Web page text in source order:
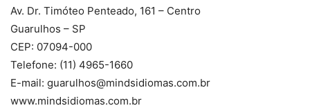
Av. Dr. Timóteo Penteado, 161 – Centro
Guarulhos – SP
CEP: 07094-000
Telefone: (11) 4965-1660
E-mail: guarulhos@mindsidiomas.com.br
www.mindsidiomas.com.br